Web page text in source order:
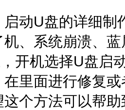
启动U盘的详细
机、系统崩溃、
开机选择U盘启
在里面进行修复
这个方法可以帮